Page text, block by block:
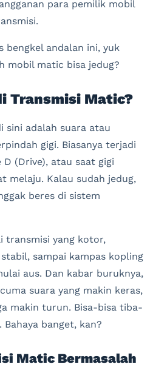
para pemilik mobil
bengkel andalan ini, yuk
mobil matic bisa jedug?
Transmisi Matic?
sini adalah suara atau
gigi. Biasanya terjadi
(Drive), atau saat gigi
melaju. Kalau sudah jedug,
beres di sistem
transmisi yang kotor,
sampai kampas kopling
aus. Dan kabar buruknya,
suara yang makin keras,
makin turun. Bisa-bisa tiba-
banget, kan?
Matic Bermasalah